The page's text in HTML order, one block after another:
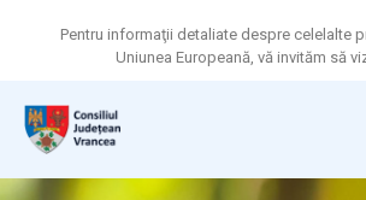
Pentru informaţii detaliate despre celelalte
Uniunea Europeană, vă invităm să